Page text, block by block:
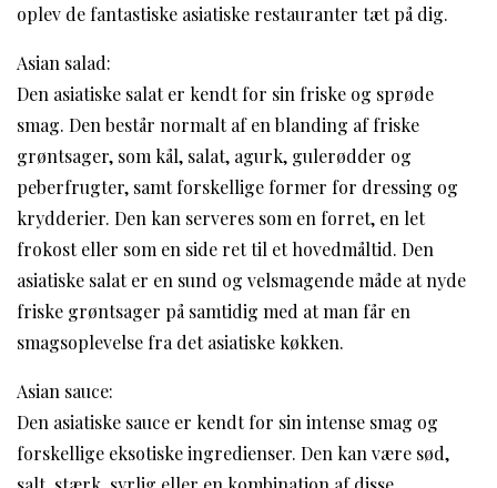
oplev de fantastiske asiatiske restauranter tæt på dig.
Asian salad:
Den asiatiske salat er kendt for sin friske og sprøde
smag. Den består normalt af en blanding af friske
grøntsager, som kål, salat, agurk, gulerødder og
peberfrugter, samt forskellige former for dressing og
krydderier. Den kan serveres som en forret, en let
frokost eller som en side ret til et hovedmåltid. Den
asiatiske salat er en sund og velsmagende måde at nyde
friske grøntsager på samtidig med at man får en
smagsoplevelse fra det asiatiske køkken.
Asian sauce:
Den asiatiske sauce er kendt for sin intense smag og
forskellige eksotiske ingredienser. Den kan være sød,